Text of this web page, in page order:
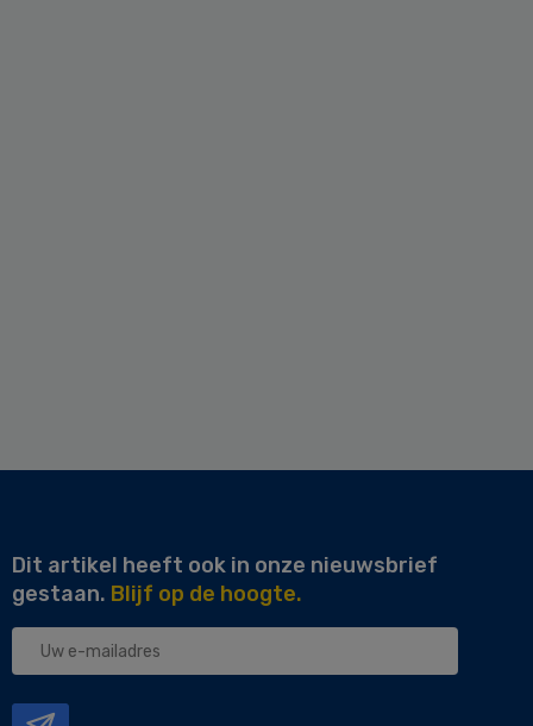
Dit artikel heeft ook in onze nieuwsbrief
gestaan. Blijf op de hoogte.
Uw